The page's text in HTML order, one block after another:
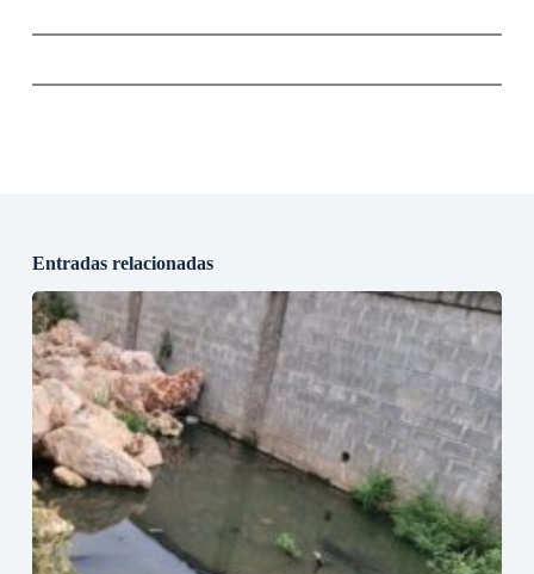
Entradas relacionadas